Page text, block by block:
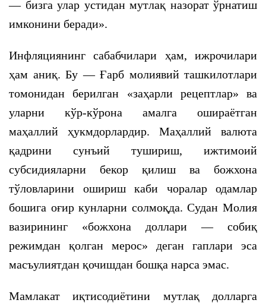
— бизга улар устидан мутлақ назорат ўрнатиш
имконини беради».
Инфляциянинг сабабчилари ҳам, ижрочилари
ҳам аниқ. Бу — Ғарб молиявий ташкилотлари
томонидан берилган «заҳарли рецептлар» ва
уларни кўр-кўрона амалга ошираётган
маҳаллий ҳукмдорлардир. Маҳаллий валюта
қадрини сунъий тушириш, ижтимоий
субсидияларни бекор қилиш ва божхона
тўловларини ошириш каби чоралар одамлар
бошига оғир кунларни солмоқда. Судан Молия
вазирининг «божхона доллари — собиқ
режимдан қолган мерос» деган гаплари эса
масъулиятдан қочишдан бошқа нарса эмас.
Мамлакат иқтисодиётини мутлақ долларга